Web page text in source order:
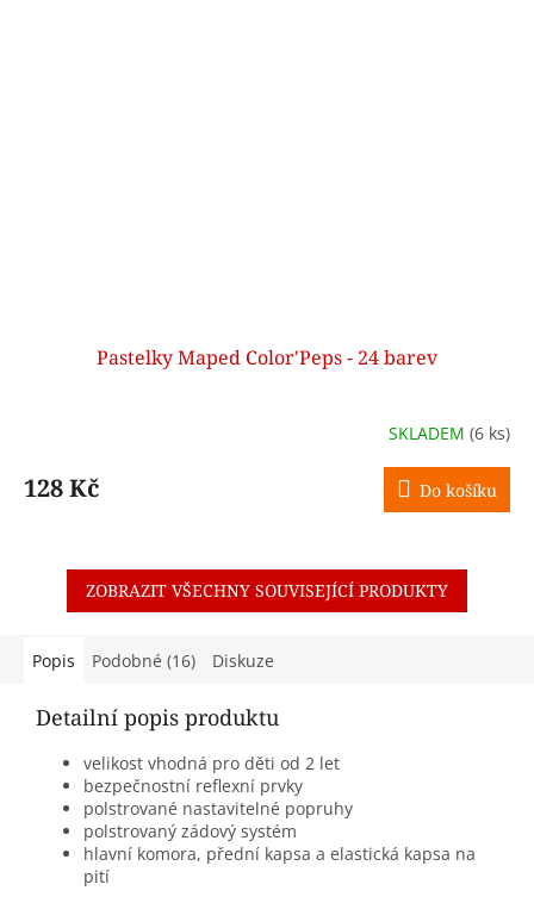
Pastelky Maped Color'Peps - 24 barev
SKLADEM (6 ks)
128 Kč Do košíku
ZOBRAZIT VŠECHNY SOUVISEJÍCÍ PRODUKTY
Popis Podobné (16) Diskuze
Detailní popis produktu
velikost vhodná pro děti od 2 let
bezpečnostní reflexní prvky
polstrované nastavitelné popruhy
polstrovaný zádový systém
hlavní komora, přední kapsa a elastická kapsa na
pití